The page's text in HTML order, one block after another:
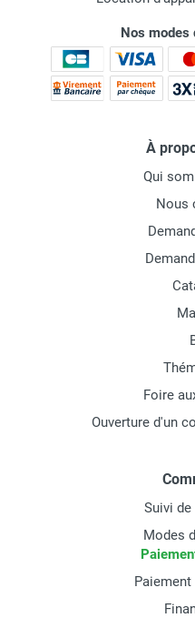
Nos modes
À
Qui
Nous
Foire
Ouverture d'un
Suivi
Modes